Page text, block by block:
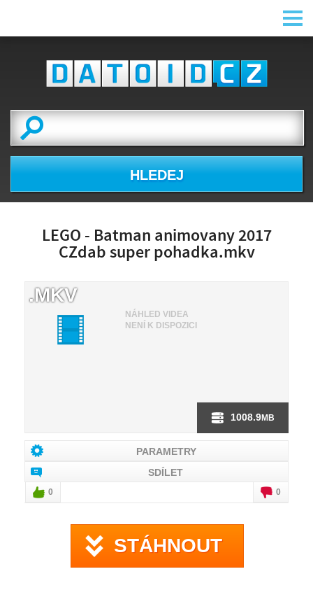
HLEDEJ
LEGO - Batman animovany 2017
CZdab super pohadka.mkv
NÁHLED VIDEA
NENÍ K DISPOZICI
1008.9MB
.MKV
PARAMETRY
SDÍLET
0 0
STÁHNOUT